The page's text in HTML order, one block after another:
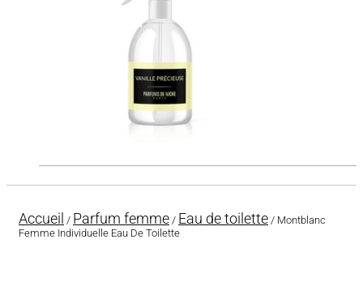
Accueil / Parfum femme / Eau de toilette / Montblanc
Femme Individuelle Eau De Toilette